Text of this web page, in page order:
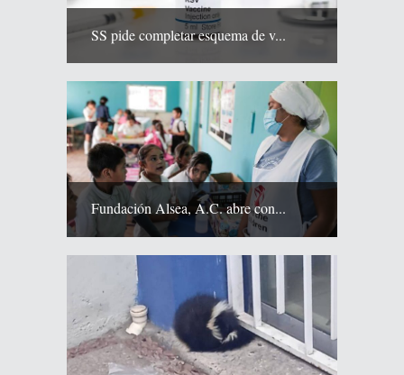
SS pide completar esquema de v...
Fundación Alsea, A.C. abre con...